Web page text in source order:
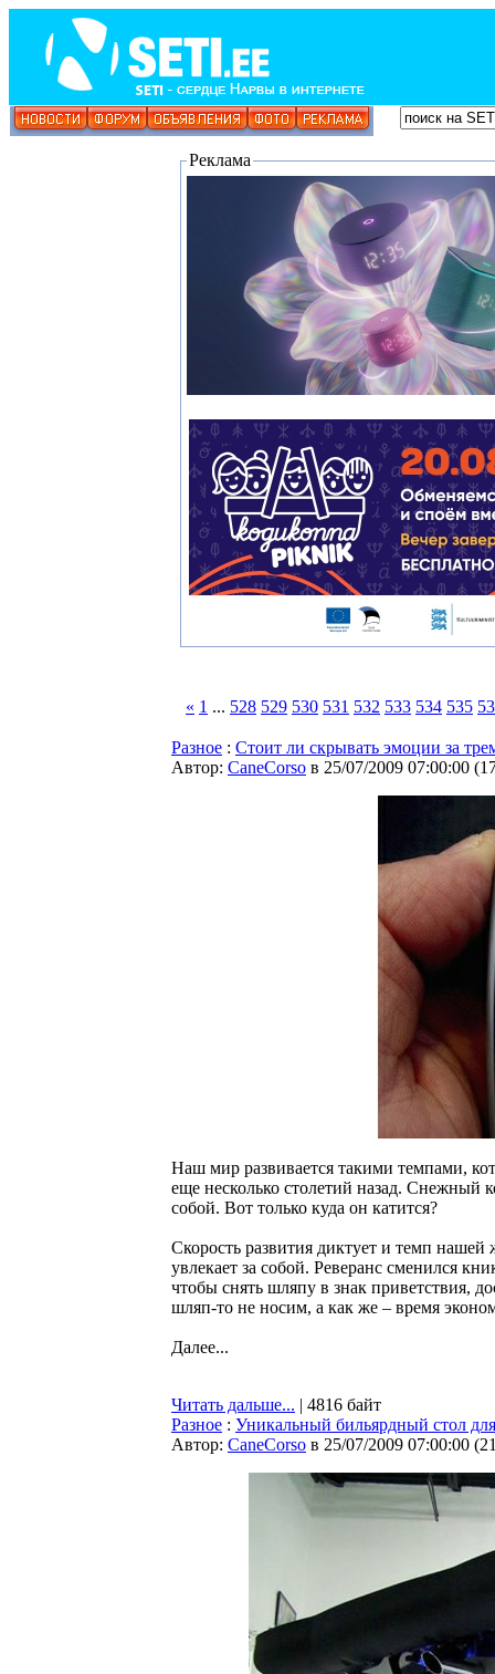
Реклама
« 1 ... 528 529 530 531 532 533 534 535
Разное : Стоит ли скрывать эмоции за
Автор: CaneCorso в 25/07/2009 07:00:00 (
Наш мир развивается такими темпами,
еще несколько столетий назад. Снежный
собой. Вот только куда он катится?
Скорость развития диктует и темп
увлекает за собой. Реверанс сменился
чтобы снять шляпу в знак приветствия,
шляп-то не носим, а как же – время
Далее...
Читать дальше... | 4816 байт
Разное : Уникальный бильярдный стол
Автор: CaneCorso в 25/07/2009 07:00:00 (